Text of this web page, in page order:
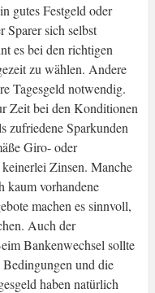
gutes Festgeld oder
Sparer sich selbst
es bei den richtigen
zu wählen. Andere
Tagesgeld notwendig.
Zeit bei den Konditionen
zufriedene Sparkunden
Giro- oder
Zinsen. Manche
kaum vorhandene
machen es sinnvoll,
Auch der
Bankenwechsel sollte
und die
haben natürlich